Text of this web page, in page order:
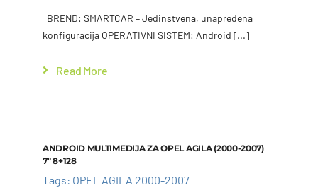
BREND: SMARTCAR – Jedinstvena, unapređena
konfiguracija OPERATIVNI SISTEM: Android [...]
Read More
ANDROID MULTIMEDIJA ZA OPEL AGILA (2000-2007)
7″ 8+128
Tags: OPEL AGILA 2000-2007